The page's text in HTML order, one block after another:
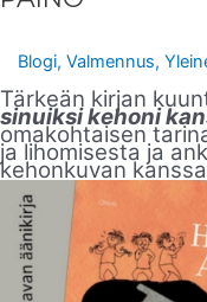
Blogi, Valmennus,
Tärkeän kirjan
sinuiksi kehoni
omakohtaisen
ja lihomisesta ja
kehonkuvan